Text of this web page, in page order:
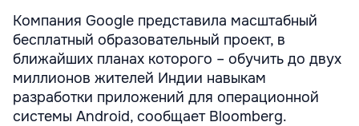
Компания Google представила масштабный
бесплатный образовательный проект, в
ближайших планах которого – обучить до двух
миллионов жителей Индии навыкам
разработки приложений для операционной
системы Android, сообщает Bloomberg.